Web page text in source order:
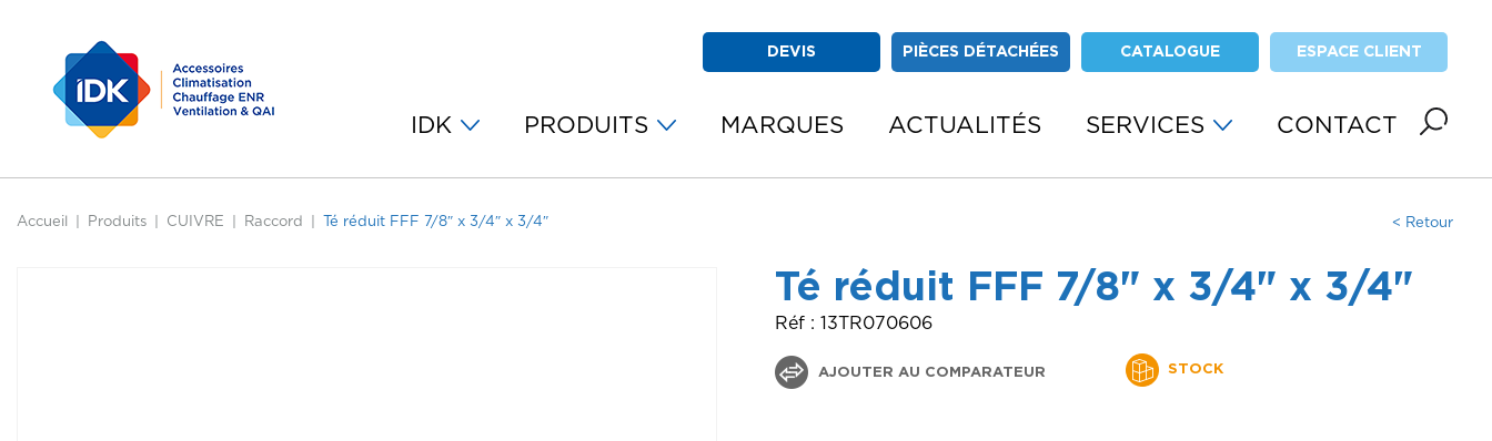
DEVIS PIÈCES DÉTACHÉES CATALOGUE ESPACE CLIENT
IDK PRODUITS MARQUES ACTUALITÉS SERVICES CONTACT
Accueil Produits CUIVRE Raccord Té réduit FFF 7/8″ x 3/4″ x 3/4″ < Retour
Té réduit FFF 7/8" x 3/4" x 3/4"
Réf : 13TR070606
AJOUTER AU COMPARATEUR STOCK